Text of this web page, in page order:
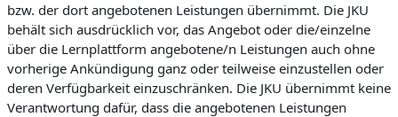
bzw. der dort angebotenen Leistungen übernimmt. Die JKU
behält sich ausdrücklich vor, das Angebot oder die/einzelne
über die Lernplattform angebotene/n Leistungen auch ohne
vorherige Ankündigung ganz oder teilweise einzustellen oder
deren Verfügbarkeit einzuschränken. Die JKU übernimmt keine
Verantwortung dafür, dass die angebotenen Leistungen